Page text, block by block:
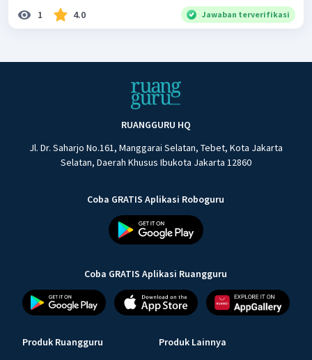
1 4.0 Jawaban terverifikasi
RUANGGURU HQ
Jl. Dr. Saharjo No.161, Manggarai Selatan, Tebet, Kota Jakarta
Selatan, Daerah Khusus Ibukota Jakarta 12860
Coba GRATIS Aplikasi Roboguru
Coba GRATIS Aplikasi Ruangguru
Produk Ruangguru Produk Lainnya